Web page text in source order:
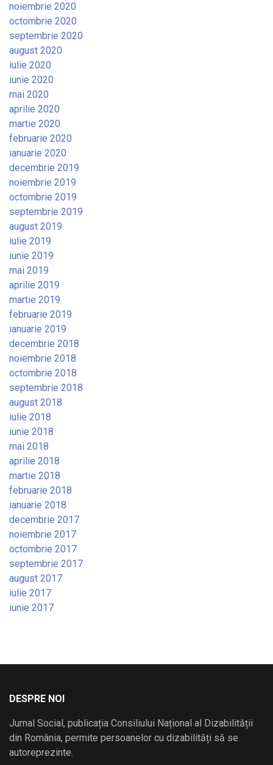
noiembrie 2020
octombrie 2020
septembrie 2020
august 2020
iulie 2020
iunie 2020
mai 2020
aprilie 2020
martie 2020
februarie 2020
ianuarie 2020
decembrie 2019
noiembrie 2019
octombrie 2019
septembrie 2019
august 2019
iulie 2019
iunie 2019
mai 2019
aprilie 2019
martie 2019
februarie 2019
ianuarie 2019
decembrie 2018
noiembrie 2018
octombrie 2018
septembrie 2018
august 2018
iulie 2018
iunie 2018
mai 2018
aprilie 2018
martie 2018
februarie 2018
ianuarie 2018
decembrie 2017
noiembrie 2017
octombrie 2017
septembrie 2017
august 2017
iulie 2017
iunie 2017
DESPRE NOI
Jurnal Social, publicația Consiliului Național al Dizabilității
din România, permite persoanelor cu dizabilități să se
autoreprezinte.